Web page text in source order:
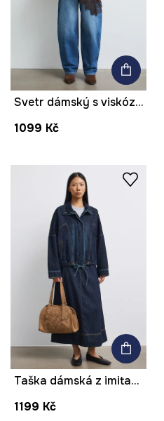
Svetr dámský s viskózou s krajkou
1099 Kč
Taška dámská z imitace semiše s výšivkami
1199 Kč